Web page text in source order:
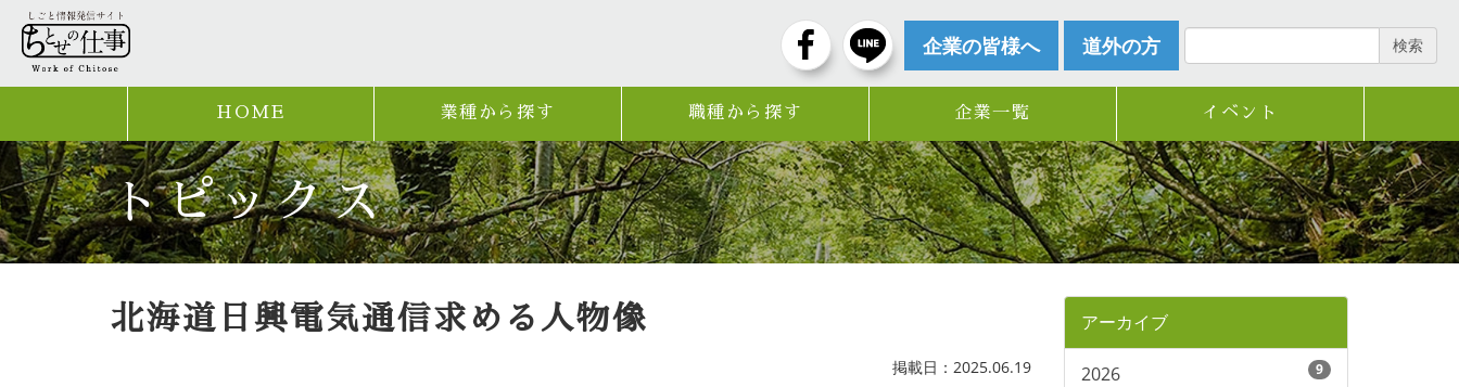
企業の皆様へ 道外の方 検索
HOME 業種から探す 職種から探す 企業一覧 イベント
トピックス
北海道日興電気通信求める人物像
掲載日：2025.06.19
アーカイブ
2026 9